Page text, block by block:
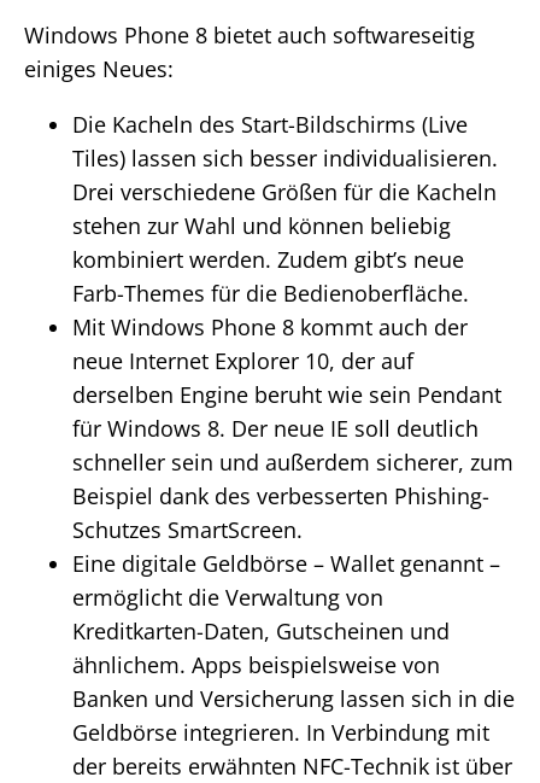
Windows Phone 8 bietet auch softwareseitig
einiges Neues:
Die Kacheln des Start-Bildschirms (Live
Tiles) lassen sich besser individualisieren.
Drei verschiedene Größen für die Kacheln
stehen zur Wahl und können beliebig
kombiniert werden. Zudem gibt’s neue
Farb-Themes für die Bedienoberfläche.
Mit Windows Phone 8 kommt auch der
neue Internet Explorer 10, der auf
derselben Engine beruht wie sein Pendant
für Windows 8. Der neue IE soll deutlich
schneller sein und außerdem sicherer, zum
Beispiel dank des verbesserten Phishing-
Schutzes SmartScreen.
Eine digitale Geldbörse – Wallet genannt –
ermöglicht die Verwaltung von
Kreditkarten-Daten, Gutscheinen und
ähnlichem. Apps beispielsweise von
Banken und Versicherung lassen sich in die
Geldbörse integrieren. In Verbindung mit
der bereits erwähnten NFC-Technik ist über